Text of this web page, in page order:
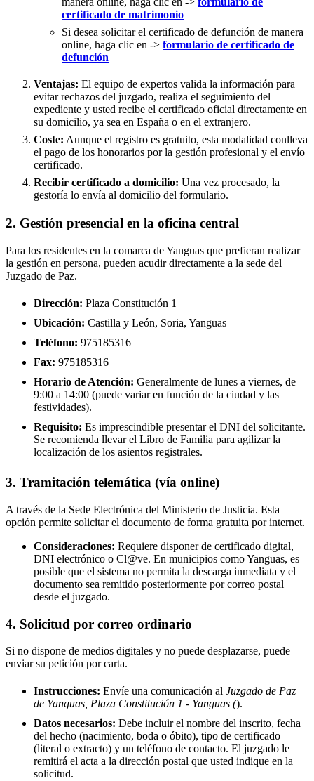
certificado de matrimonio
Si desea solicitar el certificado de defunción de manera
online, haga clic en -> formulario de certificado de
defunción
Ventajas: El equipo de expertos valida la información para
evitar rechazos del juzgado, realiza el seguimiento del
expediente y usted recibe el certificado oficial directamente en
su domicilio, ya sea en España o en el extranjero.
Coste: Aunque el registro es gratuito, esta modalidad conlleva
el pago de los honorarios por la gestión profesional y el envío
certificado.
Recibir certificado a domicilio: Una vez procesado, la
gestoría lo envía al domicilio del formulario.
2. Gestión presencial en la oficina central
Para los residentes en la comarca de Yanguas que prefieran realizar
la gestión en persona, pueden acudir directamente a la sede del
Juzgado de Paz.
Dirección: Plaza Constitución 1
Ubicación: Castilla y León, Soria, Yanguas
Teléfono: 975185316
Fax: 975185316
Horario de Atención: Generalmente de lunes a viernes, de
9:00 a 14:00 (puede variar en función de la ciudad y las
festividades).
Requisito: Es imprescindible presentar el DNI del solicitante.
Se recomienda llevar el Libro de Familia para agilizar la
localización de los asientos registrales.
3. Tramitación telemática (vía online)
A través de la Sede Electrónica del Ministerio de Justicia. Esta
opción permite solicitar el documento de forma gratuita por internet.
Consideraciones: Requiere disponer de certificado digital,
DNI electrónico o Cl@ve. En municipios como Yanguas, es
posible que el sistema no permita la descarga inmediata y el
documento sea remitido posteriormente por correo postal
desde el juzgado.
4. Solicitud por correo ordinario
Si no dispone de medios digitales y no puede desplazarse, puede
enviar su petición por carta.
Instrucciones: Envíe una comunicación al Juzgado de Paz
de Yanguas, Plaza Constitución 1 - Yanguas ().
Datos necesarios: Debe incluir el nombre del inscrito, fecha
del hecho (nacimiento, boda o óbito), tipo de certificado
(literal o extracto) y un teléfono de contacto. El juzgado le
remitirá el acta a la dirección postal que usted indique en la
solicitud.